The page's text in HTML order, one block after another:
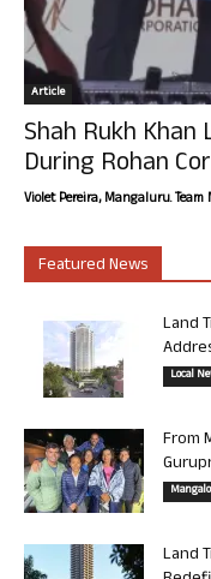
Article
Shah Rukh
During Rohan
Violet Pereira, Mangaluru. Team
Featured News
Land
Local
From
Land